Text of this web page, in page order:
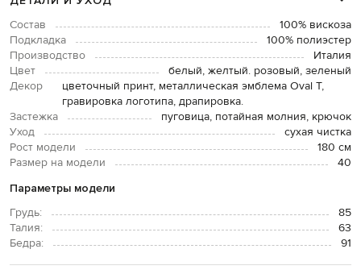
Состав
100% вискоза
Подкладка
100% полиэстер
Производство
Италия
Цвет
белый, желтый. розовый, зеленый
Декор
цветочный принт, металлическая эмблема Oval T,
гравировка логотипа, драпировка.
Застежка
пуговица, потайная молния, крючок
Уход
сухая чистка
Рост модели
180 см
Размер на модели
40
Параметры модели
Грудь:
85
Талия:
63
Бедра:
91